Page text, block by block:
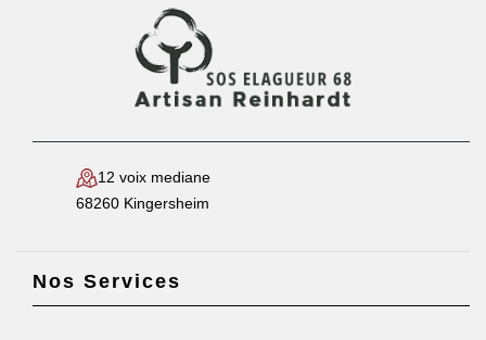
12 voix mediane
68260 Kingersheim
Nos Services